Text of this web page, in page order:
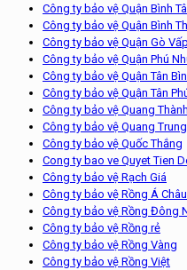
Công ty bảo vệ Quận Bình
Công ty bảo vệ Quận Bình
Công ty bảo vệ Quận Gò
Công ty bảo vệ Quận Phú
Công ty bảo vệ Quận Tân
Công ty bảo vệ Quận Tân
Công ty bảo vệ Quang Thành
Công ty bảo vệ Quang Trung
Công ty bảo vệ Quốc Thắng
Cong ty bao ve Quyet Tien
Công ty bảo vệ Rạch Giá
Công ty bảo vệ Rồng Á
Công ty bảo vệ Rồng Đông
Công ty bảo vệ Rồng rẻ
Công ty bảo vệ Rồng Vàng
Công ty bảo vệ Rồng Việt